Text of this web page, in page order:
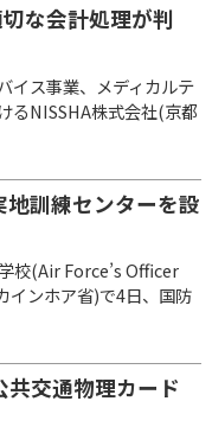
な会計処理が判
イス事業、メディカルテ
るNISSHA株式会社(京都
訓練センターを設
校(Air Force’s Officer
ンホア省)で4日、国防
交通物理カード